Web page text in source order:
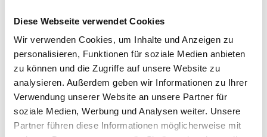
Diese Webseite verwendet Cookies
Wir verwenden Cookies, um Inhalte und Anzeigen zu
personalisieren, Funktionen für soziale Medien anbieten
zu können und die Zugriffe auf unsere Website zu
analysieren. Außerdem geben wir Informationen zu Ihrer
Verwendung unserer Website an unsere Partner für
soziale Medien, Werbung und Analysen weiter. Unsere
Partner führen diese Informationen möglicherweise mit
gezielt den Jugendfußball: Die Einnahmen
werden zu gleichen Teilen an die
Jugendabteilungen des SC 18 Harlingerode und
des TSG Bad Harzburg vergeben.
Die Lesung beginnt um 19.00 Uhr, Einlass ist ab
18.00 Uhr. Karten sind im Vorverkauf (6 Euro
Erwachsene, 3 Euro Schüler und Studenten) bei